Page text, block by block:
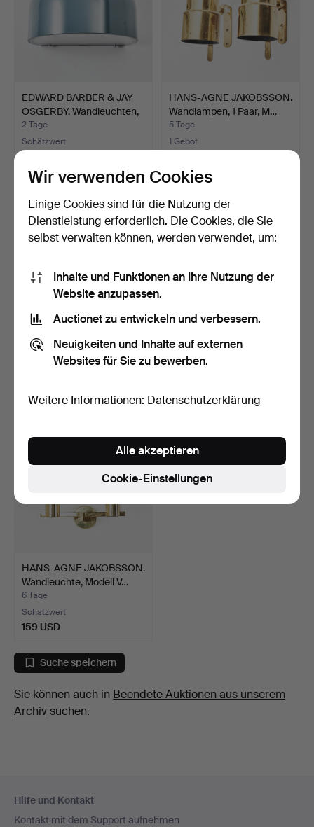
EDWARD BARBER & JAY
OSGERBY. Wandleuchten,
…
2 Tage
Schätzwert
HANS-AGNE JAKOBSSON.
Wandlampen, 1 Paar, M…
5 Tage
1 Gebot
Wandleuchte, Modell V…
Wandleuchte, "Fiddlehead
sco…
5 Tage
HANS-AGNE JAKOBSSON.
Wandleuchte, Modell V…
6 Tage
Schätzwert
159 USD
Suche speichern
Sie können auch in Beendete Auktionen aus unserem
Archivsuchen.
Navigation
Hilfe und Kontakt
Kontakt mit dem Support aufnehmen
Wir verwenden Cookies
Einige Cookies sind für die Nutzung der
Dienstleistung erforderlich. Die Cookies, die Sie
selbst verwalten können, werden verwendet, um:
Inhalte und Funktionen an Ihre Nutzung der
Website anzupassen.
Auctionet zu entwickeln und verbessern.
Neuigkeiten und Inhalte auf externen
Websites für Sie zu bewerben.
Weitere Informationen: Datenschutzerklärung
Cookie-Einstellungen
Alle akzeptieren